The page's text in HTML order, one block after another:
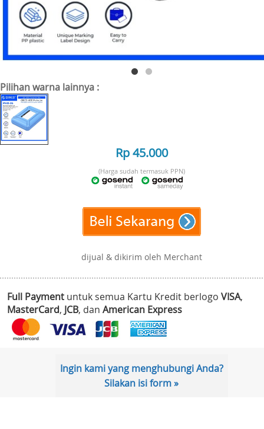
Pilihan warna lainnya :
Rp 45.000
(Harga sudah termasuk PPN)
dijual & dikirim oleh Merchant
Full Payment untuk semua Kartu Kredit berlogo VISA,
MasterCard, JCB, dan American Express
Ingin kami yang menghubungi Anda?
Silakan isi form »